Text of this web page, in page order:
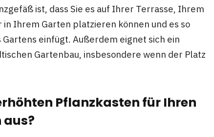
ist, dass Sie es auf Ihrer Terrasse, Ihrem
Ihrem Garten platzieren können und es so
einfügt. Außerdem eignet sich ein
Gartenbau, insbesondere wenn der Platz
Pflanzkasten für Ihren